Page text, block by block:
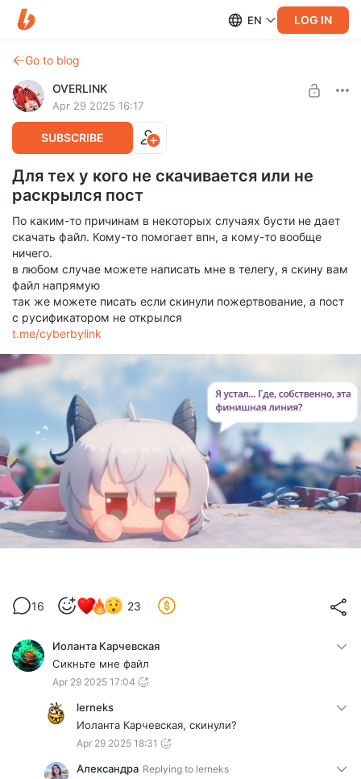
EN LOG IN
Go to blog
OVERLINK
Apr 29 2025 16:17
SUBSCRIBE
Для тех у кого не скачивается или не
раскрылся пост
По каким-то причинам в некоторых случаях бусти не дает
скачать файл. Кому-то помогает впн, а кому-то вообще
ничего.
в любом случае можете написать мне в телегу, я скину вам
файл напрямую
так же можете писать если скинули пожертвование, а пост
с русификатором не открылся
t.me/cyberbylink
16 23
Иоланта Карчевская
Сикньте мне файл
Apr 29 2025 17:04
lerneks
Иоланта Карчевская, скинули?
Apr 29 2025 18:31
Александра Replying to lerneks